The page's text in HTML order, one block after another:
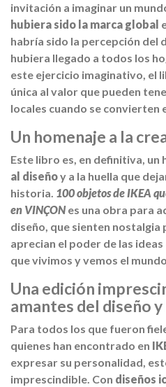
invitación a imaginar un
hubiera sido la marca global
habría sido la percepción del
hubiera llegado a todos los
este ejercicio imaginativo, el
única al valor que pueden
locales cuando se convierten
Un homenaje a la
Este libro es, en definitiva, un
al diseñoy a la huella que
historia. 100 objetos de IKEA
en VINÇONes una obra para
diseño, que sienten nostalgia
aprecian el poder de las
que vivimos y vemos el
Una edición
amantes del diseño
Para todos los que fueron
quienes han encontrado en
expresar su personalidad,
imprescindible. Con diseños